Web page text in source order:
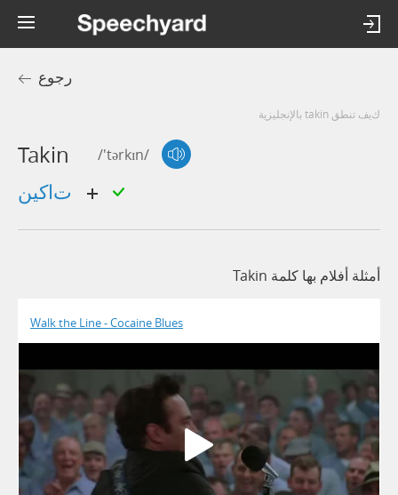
رجوع
كيف تنطق takin بالإنجليزية
Takin /'tərkɪn/
أمثلة أفلام بها كلمة Takin
Walk the Line - Cocaine Blues